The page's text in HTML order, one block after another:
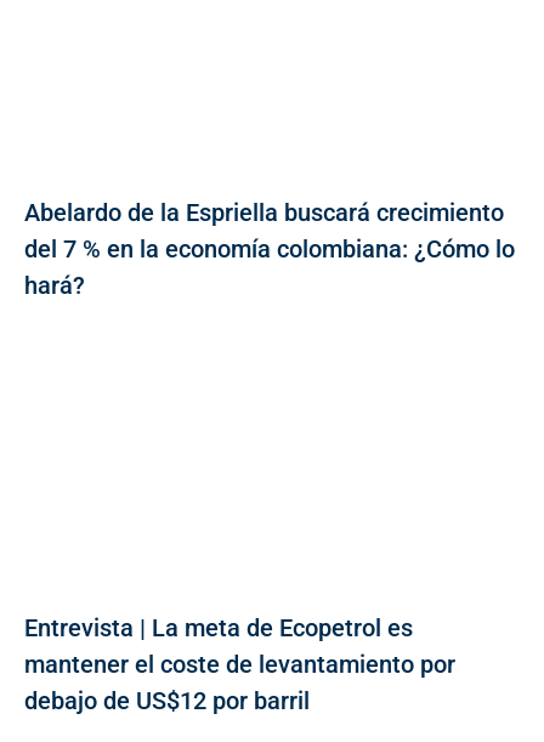
Abelardo de la Espriella buscará crecimiento
del 7 % en la economía colombiana: ¿Cómo lo
hará?
Entrevista | La meta de Ecopetrol es
mantener el coste de levantamiento por
debajo de US$12 por barril